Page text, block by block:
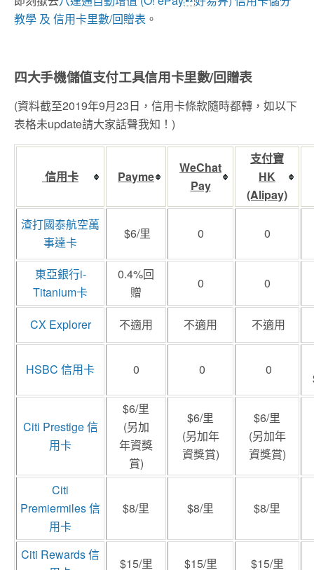
教學 及 信用卡里數/回贈表 。
四大手機儲值支付工具信用卡里數/回贈表
(資料截至2019年9月23日，信用卡條款隨時都轉，如以下
表格未update請大家話聲我知！)
信用卡 Payme
WeChat
Pay
支付寶
HK
(Alipay)
渣打國泰航空萬
事達卡
$6/里 0 0
東亞銀行i-
Titanium卡
0.4%回
贈
0 0
CX Explorer 不適用 不適用 不適用
HSBC 信用卡 0 0 0
Citi Prestige 信
用卡
$6/里
(另加
年資獎
賞)
$6/里
(另加年
資獎賞)
$6/里
(另加年
資獎賞)
Citi
Premiermiles信
用卡
$8/里 $8/里 $8/里
Citi Rewards信
$15/里 $15/里 $15/里